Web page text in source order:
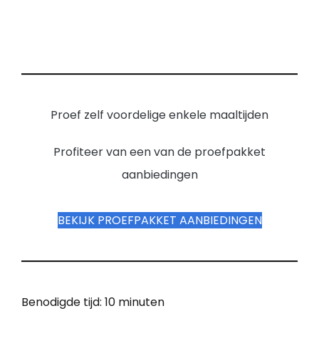
Proef zelf voordelige enkele maaltijden
Profiteer van een van de proefpakket
aanbiedingen
BEKIJK PROEFPAKKET AANBIEDINGEN
Benodigde tijd: 10 minuten